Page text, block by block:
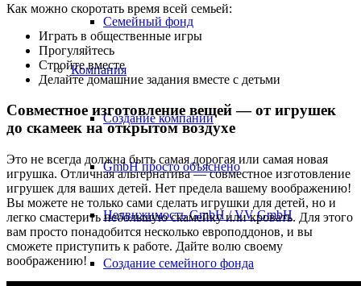
Семейный фонд
Компания
Создание компании
GmbH просто объяснено
Недвижимость GmbH / VV GmbH
Создание семейного фонда
Как можно скоротать время всей семьей:
Играть в общественные игры
Прогуляйтесь
Стройте вместе
Делайте домашние задания вместе с детьми
Совместное изготовление вещей — от игрушек
до скамеек на открытом воздухе
Это не всегда должна быть самая дорогая или самая новая
игрушка. Отличная альтернатива — совместное изготовление
игрушек для ваших детей. Нет предела вашему воображению!
Вы можете не только сами сделать игрушки для детей, но и
легко смастерить небольшую скамейку или кровать. Для этого
вам просто понадобится несколько европоддонов, и вы
сможете приступить к работе. Дайте волю своему
воображению!